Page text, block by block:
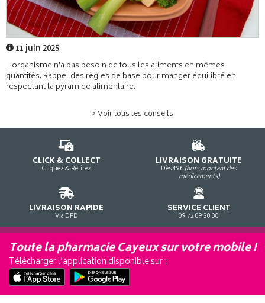
11 juin 2025
L'organisme n'a pas besoin de tous les aliments en mêmes
quantités. Rappel des règles de base pour manger équilibré en
respectant la pyramide alimentaire.
> Voir tous les conseils
CLICK & COLLECT
Cliquez & Retirez
LIVRAISON GRATUITE
Dès 49€ (hors montant des
médicaments)
LIVRAISON RAPIDE
Via DPD
SERVICE CLIENT
09 72 09 30 00
Toute la pharmacie Cayeux sur votre mobile !
Télécharger l’application disponible sur :